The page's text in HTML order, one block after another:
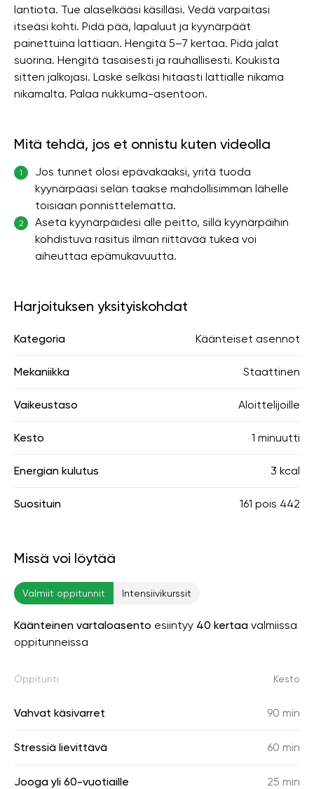
lantiota. Tue alaselkääsi käsilläsi. Vedä varpaitasi
itseäsi kohti. Pidä pää, lapaluut ja kyynärpäät
painettuina lattiaan. Hengitä 5–7 kertaa. Pidä jalat
suorina. Hengitä tasaisesti ja rauhallisesti. Koukista
sitten jalkojasi. Laske selkäsi hitaasti lattialle nikama
nikamalta. Palaa nukkuma-asentoon.
Mitä tehdä, jos et onnistu kuten videolla
1
Jos tunnet olosi epävakaaksi, yritä tuoda
kyynärpääsi selän taakse mahdollisimman lähelle
toisiaan ponnisttelematta.
2
Aseta kyynärpäidesi alle peitto, sillä kyynärpäihin
kohdistuva rasitus ilman riittävää tukea voi
aiheuttaa epämukavuutta.
Harjoituksen yksityiskohdat
Kategoria Käänteiset asennot
Mekaniikka Staattinen
Vaikeustaso Aloittelijoille
Kesto 1 minuutti
Energian kulutus 3 kcal
Suosituin 161 pois 442
Missä voi löytää
Valmiit oppitunnit Intensiivikurssit
Käänteinen vartaloasento esiintyy 40 kertaa valmiissa
oppitunneissa
Oppitunti Kesto
Vahvat käsivarret 90 min
Stressiä lievittävä 60 min
Jooga yli 60-vuotiaille 25 min